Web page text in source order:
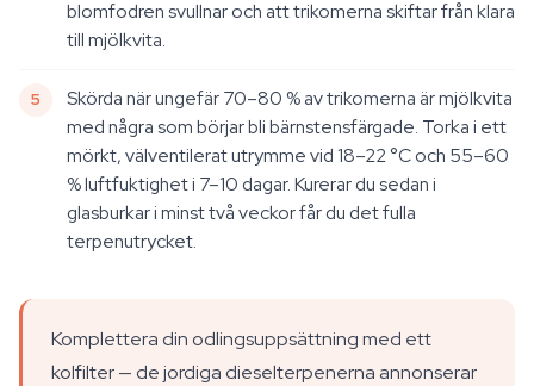
blomfodren svullnar och att trikomerna skiftar från klara
till mjölkvita.
Skörda när ungefär 70–80 % av trikomerna är mjölkvita
med några som börjar bli bärnstensfärgade. Torka i ett
mörkt, välventilerat utrymme vid 18–22 °C och 55–60
% luftfuktighet i 7–10 dagar. Kurerar du sedan i
glasburkar i minst två veckor får du det fulla
terpenutrycket.
Komplettera din odlingsuppsättning med ett
kolfilter — de jordiga dieselterpenerna annonserar